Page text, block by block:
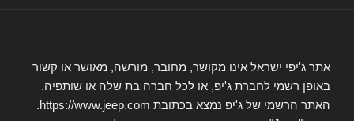
אתר ג'יפי ישראל אינו מקושר, מחובר, מורשה, מאושר או קשור
באופן רשמי לחברת ג'יפ, או לכל חברה בת שלה או שותפיה.
האתר הרשמי של ג'יפ נמצא בכתובת https://www.jeep.com.